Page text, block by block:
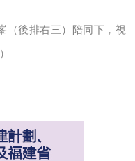
（後排右三）陪同下，視